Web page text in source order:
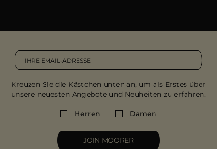
Kreuzen Sie die Kästchen unten an, um als Erstes über
unsere neuesten Angebote und Neuheiten zu erfahren.
Herren Damen
JOIN MOORER